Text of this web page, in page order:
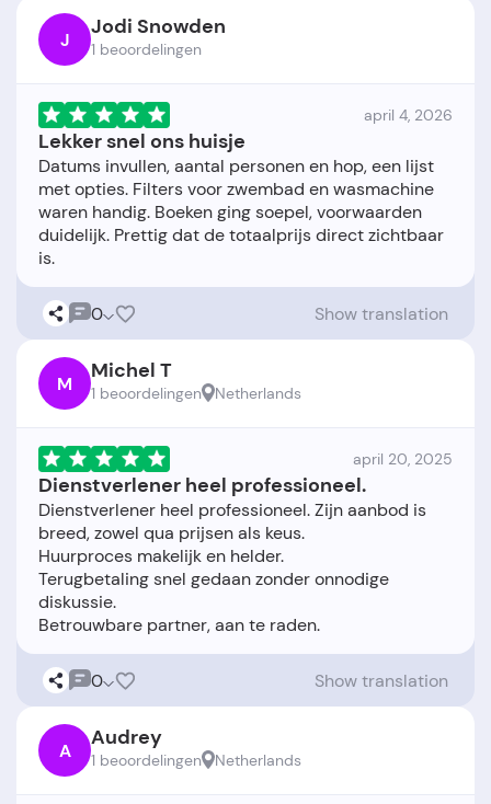
J Jodi Snowden
1 beoordelingen
april 4, 2026
Lekker snel ons huisje
Datums invullen, aantal personen en hop, een lijst
met opties. Filters voor zwembad en wasmachine
waren handig. Boeken ging soepel, voorwaarden
duidelijk. Prettig dat de totaalprijs direct zichtbaar
0 Show translation
M Michel T
1 beoordelingen Netherlands
april 20, 2025
Dienstverlener heel professioneel.
Dienstverlener heel professioneel. Zijn aanbod is
breed, zowel qua prijsen als keus.
Huurproces makelijk en helder.
Terugbetaling snel gedaan zonder onnodige
diskussie.
0 Show translation
A Audrey
1 beoordelingen Netherlands